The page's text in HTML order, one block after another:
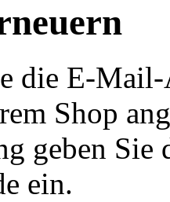
die E-
Shop
geben Sie
ein.